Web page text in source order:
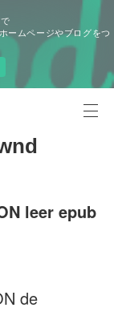
ームページやブログをつ
leer epub
de